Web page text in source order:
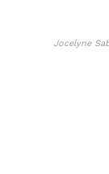
Jocelyne